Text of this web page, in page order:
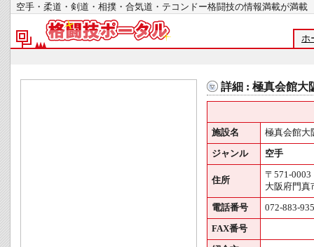
空手・柔道・剣道・相撲・合気道・テコンドー格闘技の情報満載が
ホ
詳細 : 極真会館大
施設名 極真会館大
ジャンル 空手
住所
〒571-0003
大阪府門真
電話番号 072-883-
FAX番号